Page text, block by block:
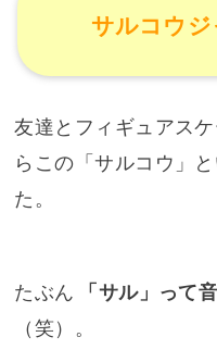
サルコウ
友達とフィギュアス
らこの「サルコウ」
た。
たぶん 「サル」って
（笑）。